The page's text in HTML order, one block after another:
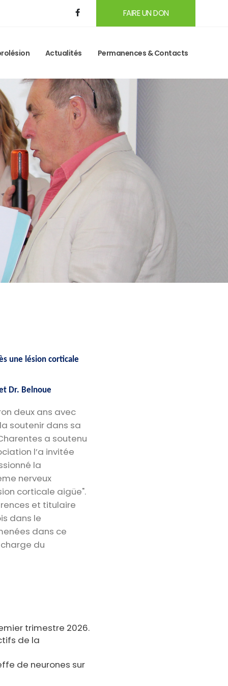
FAIRE UN DON
Actualités Permanences & Contacts
une lésion corticale
Dr. Belnoue
deux ans avec
soutenir dans sa
a soutenu
l’a invitée
la
nerveux
corticale aigüe".
et titulaire
dans le
dans ce
du
trimestre 2026.
de la
de neurones sur